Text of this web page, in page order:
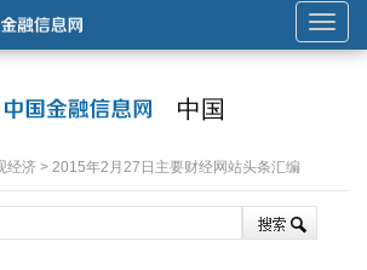
展
开
中国
经济 > 2015年2月27日主要财经网站头条汇编